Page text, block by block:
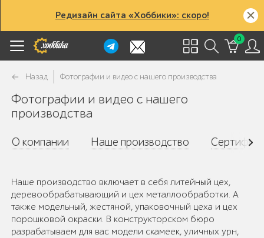
Редизайн сайта «Хоббики»: скоро!
0
Назад Фотографии и видео с нашего производства
Фотографии и видео с нашего
производства
О компании Наше производство
Наше производство включает в себя литейный цех,
деревообрабатывающий и цех металлообработки. А
также модельный, жестяной, упаковочный цеха и цех
порошковой окраски. В конструкторском бюро
разрабатываем для вас модели скамеек, уличных урн,